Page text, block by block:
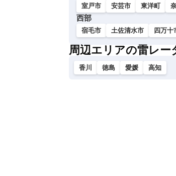
室戸市 安芸市 東洋町
西部
宿毛市 土佐清水市 四万十
周辺エリアの雷レー
香川 徳島 愛媛 高知